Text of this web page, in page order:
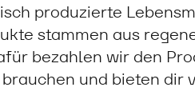
produzierte
stammen aus
bezahlen wir den
und bieten dir